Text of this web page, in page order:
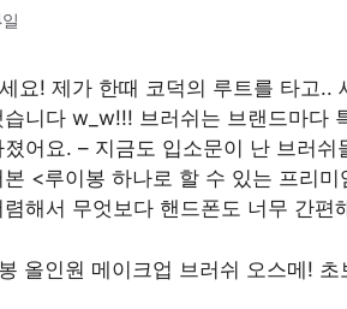
요! 제가 한때 코덕의 루트를 타고
습니다 w_w!!! 브러쉬는 브랜드마다
졌어요. – 지금도 입소문이 난 브러
본 <루이봉 하나로 할 수 있는 프리
렴해서 무엇보다 핸드폰도 너무 간편